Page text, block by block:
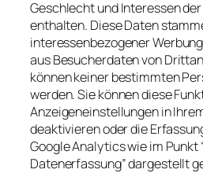
Geschlecht und Interessen
enthalten. Diese Daten
interessenbezogener
aus Besucherdaten von
können keiner bestimmten
werden. Sie können diese
Anzeigeneinstellungen in
deaktivieren oder die
Google Analytics wie im Punkt
Datenerfassung” dargestellt